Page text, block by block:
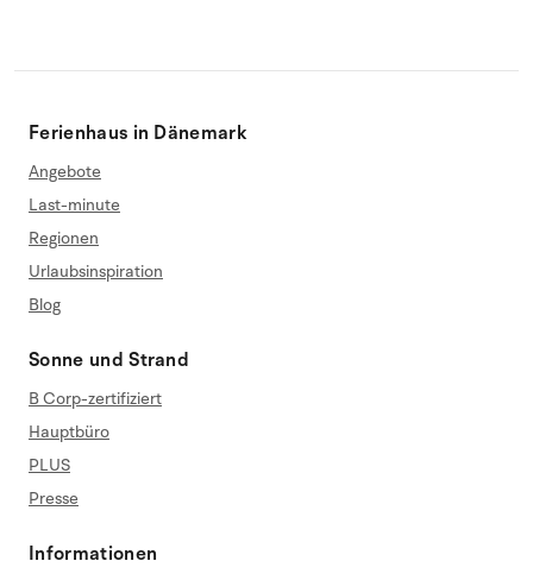
Ferienhaus in Dänemark
Angebote
Last-minute
Regionen
Urlaubsinspiration
Blog
Sonne und Strand
B Corp-zertifiziert
Hauptbüro
PLUS
Presse
Informationen